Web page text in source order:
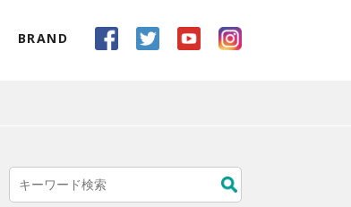
BRAND